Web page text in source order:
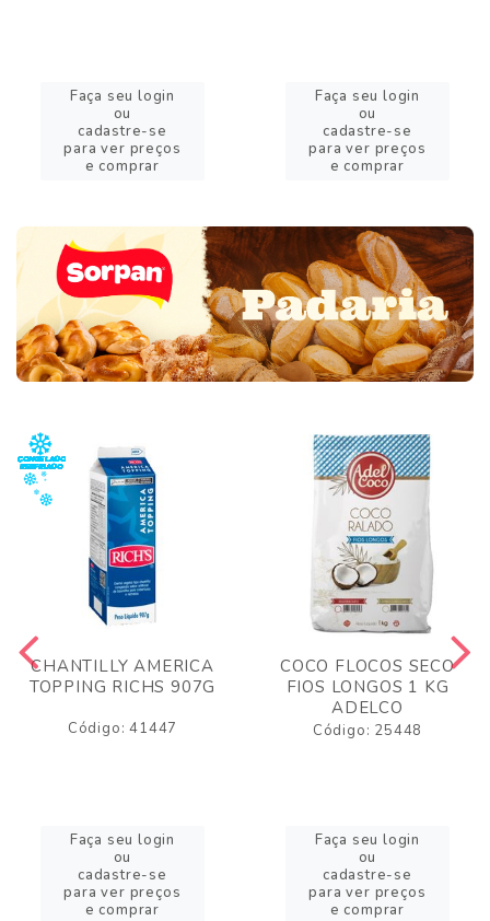
Faça seu login
ou
cadastre-se
para ver preços
e comprar
Faça seu login
ou
cadastre-se
para ver preços
e comprar
CHANTILLY AMERICA
TOPPING RICHS 907G
Código: 41447
Faça seu login
ou
cadastre-se
para ver preços
e comprar
COCO FLOCOS SECO
FIOS LONGOS 1 KG
ADELCO
Código: 25448
Faça seu login
ou
cadastre-se
para ver preços
e comprar